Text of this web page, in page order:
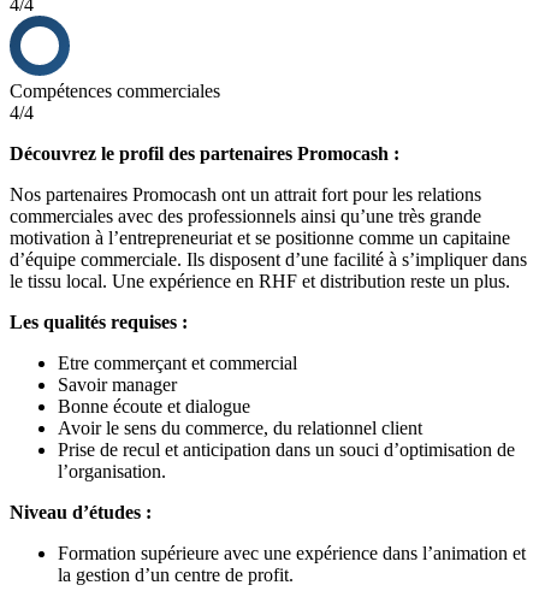
4/4
Compétences commerciales
4/4
Découvrez le profil des partenaires Promocash :
Nos partenaires Promocash ont un attrait fort pour les relations
commerciales avec des professionnels ainsi qu’une très grande
motivation à l’entrepreneuriat et se positionne comme un capitaine
d’équipe commerciale. Ils disposent d’une facilité à s’impliquer dans
le tissu local. Une expérience en RHF et distribution reste un plus.
Les qualités requises :
Etre commerçant et commercial
Savoir manager
Bonne écoute et dialogue
Avoir le sens du commerce, du relationnel client
Prise de recul et anticipation dans un souci d’optimisation de
l’organisation.
Niveau d’études :
Formation supérieure avec une expérience dans l’animation et
la gestion d’un centre de profit.